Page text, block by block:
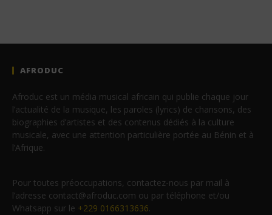
AFRODUC
Afroduc est un média musical africain qui publie chaque jour
l’actualité de la musique, les paroles (lyrics) de chansons, des
biographies d’artistes et des contenus dédiés à la culture
musicale, avec une attention particulière portée au Bénin et à
l’Afrique.
Pour toutes préoccupations, contactez-nous par mail à
l’adresse contact@afroduc.com ou par téléphone et/ou
Whatsapp sur le +229 0166313636.